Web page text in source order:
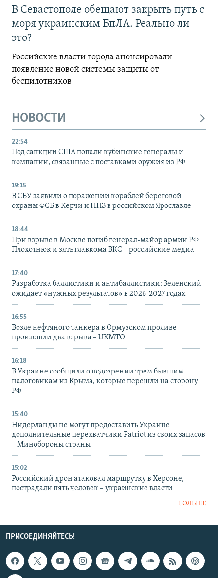
В Севастополе обещают закрыть путь с
моря украинским БпЛА. Реально ли
это?
Российские власти города анонсировали
появление новой системы защиты от
беспилотников
НОВОСТИ
22:54
Под санкции США попали кубинские генералы и
компании, связанные с поставками оружия из РФ
19:15
В СБУ заявили о поражении кораблей береговой
охраны ФСБ в Керчи и НПЗ в российском Ярославле
18:44
При взрыве в Москве погиб генерал-майор армии РФ
Плохотнюк и зять главкома ВКС – российские медиа
17:40
Разработка баллистики и антибаллистики: Зеленский
ожидает «нужных результатов» в 2026-2027 годах
16:55
Возле нефтяного танкера в Ормузском проливе
произошли два взрыва – UKMTO
16:18
В Украине сообщили о подозрении трем бывшим
налоговикам из Крыма, которые перешли на сторону
РФ
15:40
Нидерланды не могут предоставить Украине
дополнительные перехватчики Patriot из своих запасов
– Минобороны страны
15:02
Российский дрон атаковал маршрутку в Херсоне,
пострадали пять человек – украинские власти
БОЛЬШЕ
ПРИСОЕДИНЯЙТЕСЬ!